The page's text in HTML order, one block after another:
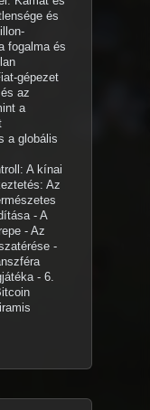
és
fogalma és
gépezet
az
a
a globális
A kínai
Az
- A
- Az
-
- 6.